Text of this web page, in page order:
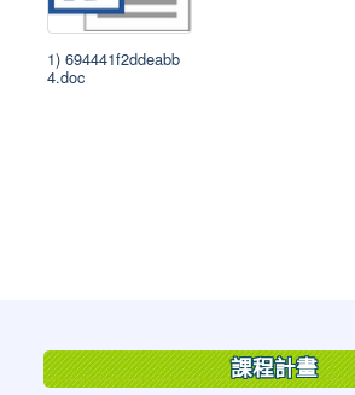
1) 694441f2ddeabb
4.doc
課程計畫